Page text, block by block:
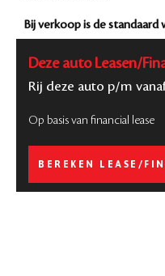
Bij verkoop is de
Deze auto Leasen/
Rij deze auto p/m
Op basis van financial lease
BEREKEN LEASE/